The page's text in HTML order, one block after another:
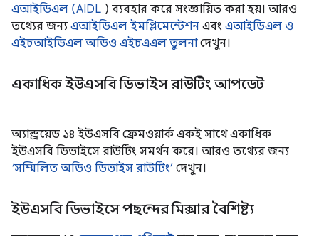
এআইডিএল (AIDL ) ব্যবহার করে সংজ্ঞায়িত করা হয়। আরও
তথ্যের জন্য এআইডিএল ইমপ্লিমেন্টেশন এবং এআইডিএল ও
এইচআইডিএল অডিও এইচএএল তুলনাদেখুন।
একাধিক ইউএসবি ডিভাইস রাউটিং আপডেট
অ্যান্ড্রয়েড ১৪ ইউএসবি ফ্রেমওয়ার্ক একই সাথে একাধিক
ইউএসবি ডিভাইসে রাউটিং সমর্থন করে। আরও তথ্যের জন্য
‘সম্মিলিত অডিও ডিভাইস রাউটিং’ দেখুন।
ইউএসবি ডিভাইসে পছন্দের মিক্সার বৈশিষ্ট্য